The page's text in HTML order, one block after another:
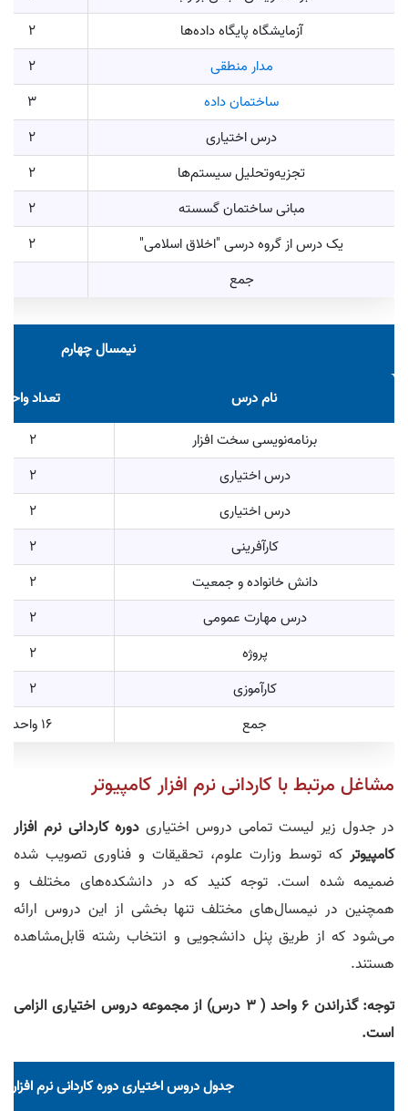
آزمایشگاه پایگاه داده‌ها
2
مدار منطقی
2
ساختمان داده
3
درس اختیاری
2
تجزیه‌وتحلیل سیستم‌ها
2
مبانی ساختمان گسسته
2
یک درس از گروه درسی "اخلاق اسلامی"
2
جمع
نیمسال چهارم
نام درس
تعداد واحد
برنامه‌نویسی سخت افزار
2
درس اختیاری
2
درس اختیاری
2
کارآفرینی
2
دانش خانواده و جمعیت
2
درس مهارت عمومی
2
پروژه
2
کارآموزی
2
جمع
16 واحد
مشاغل مرتبط با کاردانی نرم افزار کامپیوتر
در جدول زیر لیست تمامی دروس اختیاری دوره کاردانی نرم افزار
کامپیوتر که توسط وزارت علوم، تحقیقات و فناوری تصویب شده
ضمیمه شده است. توجه کنید که در دانشکده‌های مختلف و
همچنین در نیمسال‌های مختلف تنها بخشی از این دروس ارائه
می‌شود که از طریق پنل دانشجویی و انتخاب رشته قابل‌مشاهده
هستند.
توجه: گذراندن 6 واحد ( 3 درس) از مجموعه دروس اختیاری الزامی
است.
جدول دروس اختیاری دوره کاردانی نرم افزار